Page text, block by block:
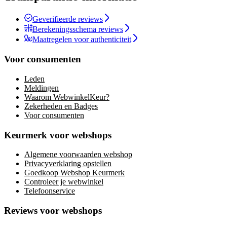
Geverifieerde reviews
Berekeningsschema reviews
Maatregelen voor authenticiteit
Voor consumenten
Leden
Meldingen
Waarom WebwinkelKeur?
Zekerheden en Badges
Voor consumenten
Keurmerk voor webshops
Algemene voorwaarden webshop
Privacyverklaring opstellen
Goedkoop Webshop Keurmerk
Controleer je webwinkel
Telefoonservice
Reviews voor webshops